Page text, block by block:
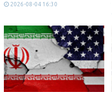
2026-08-04 16:30